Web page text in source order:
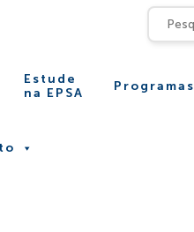
Estude
na EPSA
Programas